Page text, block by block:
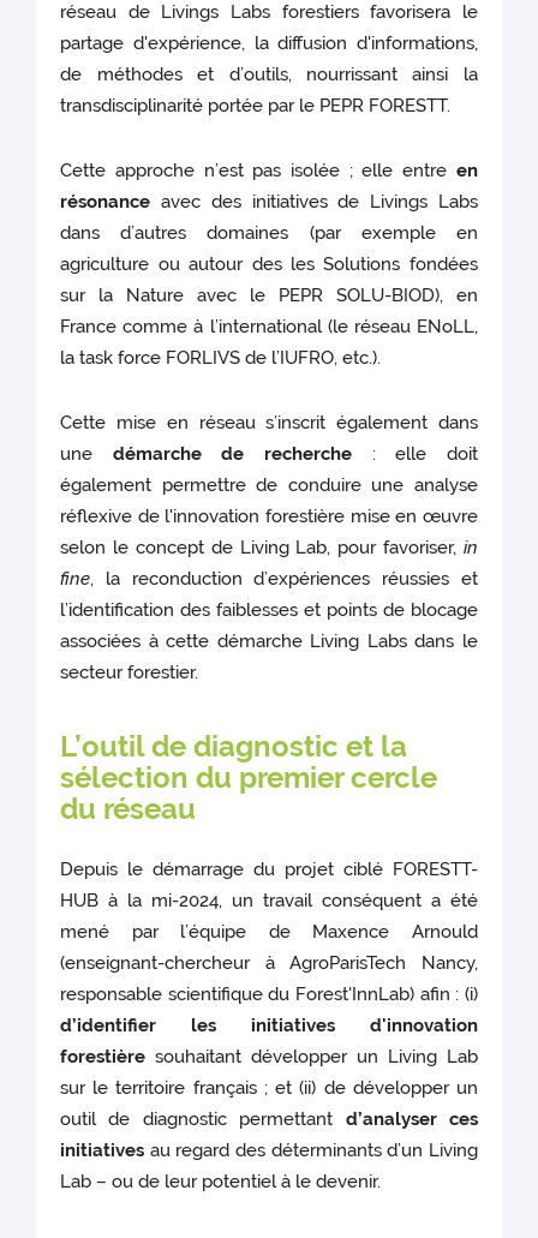
réseau de Livings Labs forestiers favorisera le
partage d'expérience, la diffusion d'informations,
de méthodes et d’outils, nourrissant ainsi la
transdisciplinarité portée par le PEPR FORESTT.
Cette approche n’est pas isolée ; elle entre en
résonance avec des initiatives de Livings Labs
dans d’autres domaines (par exemple en
agriculture ou autour des les Solutions fondées
sur la Nature avec le PEPR SOLU-BIOD), en
France comme à l’international (le réseau ENoLL,
la task force FORLIVS de l’IUFRO, etc.).
Cette mise en réseau s’inscrit également dans
une démarche de recherche : elle doit
également permettre de conduire une analyse
réflexive de l'innovation forestière mise en œuvre
selon le concept de Living Lab, pour favoriser, in
fine, la reconduction d’expériences réussies et
l’identification des faiblesses et points de blocage
associées à cette démarche Living Labs dans le
secteur forestier.
L’outil de diagnostic et la
sélection du premier cercle
du réseau
Depuis le démarrage du projet ciblé FORESTT-
HUB à la mi-2024, un travail conséquent a été
mené par l’équipe de Maxence Arnould
(enseignant-chercheur à AgroParisTech Nancy,
responsable scientifique du Forest'InnLab) afin : (i)
d’identifier les
initiatives d'innovation
forestière souhaitant développer un Living Lab
sur le territoire français ; et (ii) de développer un
outil de diagnostic permettant d’analyser ces
initiatives au regard des déterminants d’un Living
Lab – ou de leur potentiel à le devenir.